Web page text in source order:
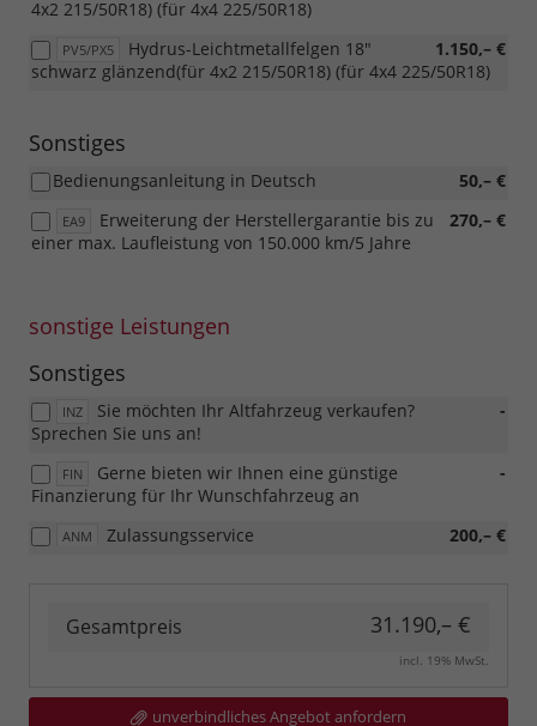
4x2 215/50R18) (für 4x4 225/50R18)
PV5/PX5 1.150,– €
Hydrus-Leichtmetallfelgen 18"
schwarz glänzend(für 4x2 215/50R18) (für 4x4 225/50R18)
Sonstiges
50,– €
Bedienungsanleitung in Deutsch
EA9 270,– €
Erweiterung der Herstellergarantie bis zu
einer max. Laufleistung von 150.000 km/5 Jahre
sonstige Leistungen
Sonstiges
INZ -
Sie möchten Ihr Altfahrzeug verkaufen?
Sprechen Sie uns an!
FIN -
Gerne bieten wir Ihnen eine günstige
Finanzierung für Ihr Wunschfahrzeug an
ANM 200,– €
Zulassungsservice
Gesamtpreis 31.190,– €
incl. 19% MwSt.
unverbindliches Angebot anfordern